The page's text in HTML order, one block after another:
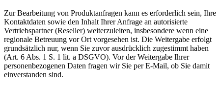
Zur Bearbeitung von Produktanfragen kann es erforderlich sein, Ihre
Kontaktdaten sowie den Inhalt Ihrer Anfrage an autorisierte
Vertriebspartner (Reseller) weiterzuleiten, insbesondere wenn eine
regionale Betreuung vor Ort vorgesehen ist. Die Weitergabe erfolgt
grundsätzlich nur, wenn Sie zuvor ausdrücklich zugestimmt haben
(Art. 6 Abs. 1 S. 1 lit. a DSGVO). Vor der Weitergabe Ihrer
personenbezogenen Daten fragen wir Sie per E-Mail, ob Sie damit
einverstanden sind.